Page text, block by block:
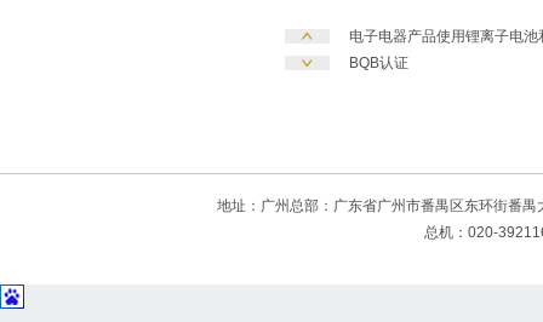
电子电器产品使用锂离子电
BQB认证
地址：广州总部：广东省广州市番禺区东环街番
总机：020-39211670